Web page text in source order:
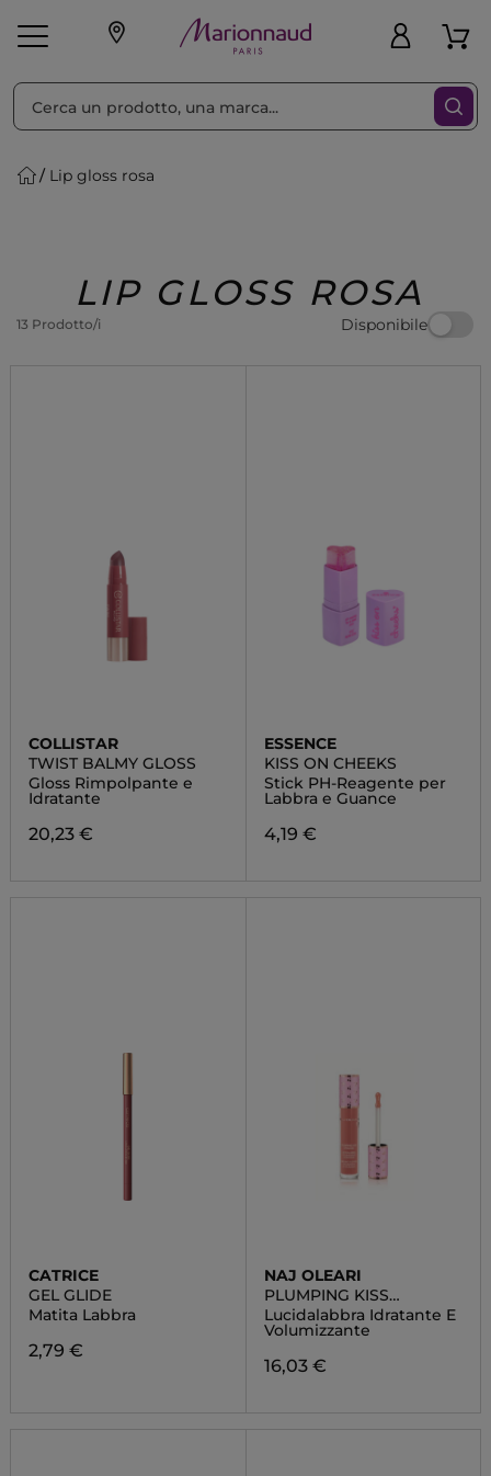
Make-up
Regalo
Lip gloss rosa
LIP GLOSS ROSA
13 Prodotto/i Disponibile
Ordina per Filtra
COLLISTAR
TWIST BALMY GLOSS
Gloss Rimpolpante e
Idratante
20,23 €
ESSENCE
KISS ON CHEEKS
Stick PH-Reagente per
Labbra e Guance
4,19 €
CATRICE
GEL GLIDE
Matita Labbra
2,79 €
NAJ OLEARI
PLUMPING KISS
LIPGLOSS
Lucidalabbra Idratante E
Volumizzante
16,03 €